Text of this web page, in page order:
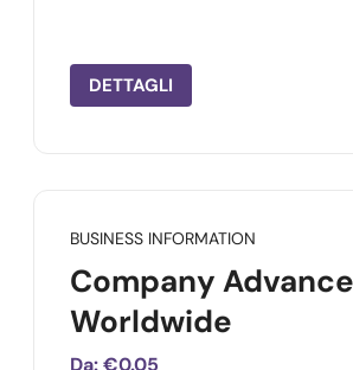
DETTAGLI
BUSINESS INFORMATION
Company
Worldwide
Da:€0.05